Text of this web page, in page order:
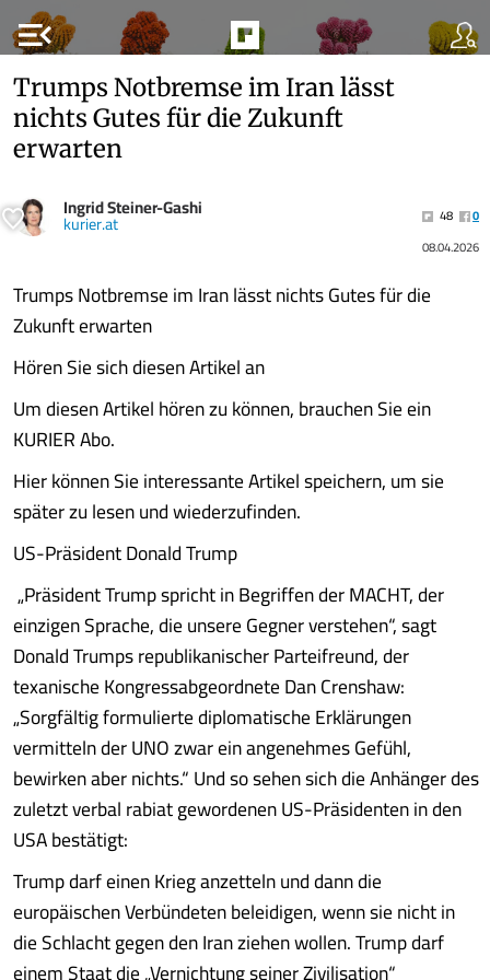
menu_open
Trumps Notbremse im Iran lässt
nichts Gutes für die Zukunft
erwarten
Ingrid Steiner-Gashi
kurier.at 48
0
08.04.2026
Trumps Notbremse im Iran lässt nichts Gutes für die
Zukunft erwarten
Hören Sie sich diesen Artikel an
Um diesen Artikel hören zu können, brauchen Sie ein
KURIER Abo.
Hier können Sie interessante Artikel speichern, um sie
später zu lesen und wiederzufinden.
US-Präsident Donald Trump
„Präsident Trump spricht in Begriffen der MACHT, der
einzigen Sprache, die unsere Gegner verstehen“, sagt
Donald Trumps republikanischer Parteifreund, der
texanische Kongressabgeordnete Dan Crenshaw:
„Sorgfältig formulierte diplomatische Erklärungen
vermitteln der UNO zwar ein angenehmes Gefühl,
bewirken aber nichts.“ Und so sehen sich die Anhänger des
zuletzt verbal rabiat gewordenen US-Präsidenten in den
USA bestätigt:
Trump darf einen Krieg anzetteln und dann die
europäischen Verbündeten beleidigen, wenn sie nicht in
die Schlacht gegen den Iran ziehen wollen. Trump darf